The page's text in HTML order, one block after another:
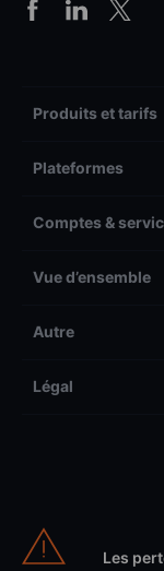
Produits et tarifs
Plateformes
Comptes &
Vue d’ensemble
Autre
Légal
Les